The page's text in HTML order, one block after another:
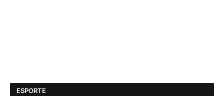
ESPORTE